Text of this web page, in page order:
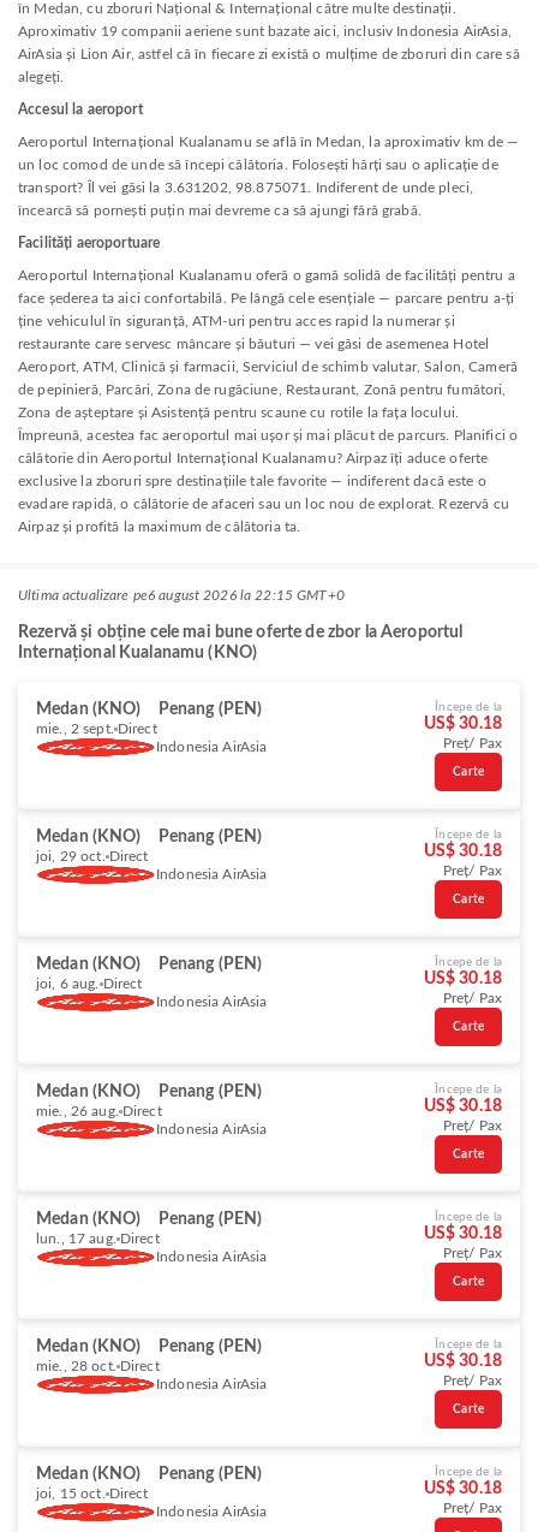
în Medan, cu zboruri Național & Internațional către multe destinații.
Aproximativ 19 companii aeriene sunt bazate aici, inclusiv Indonesia AirAsia,
AirAsia și Lion Air, astfel că în fiecare zi există o mulțime de zboruri din care să
alegeți.
Accesul la aeroport
Aeroportul Internațional Kualanamu se află în Medan, la aproximativ km de —
un loc comod de unde să începi călătoria. Folosești hărți sau o aplicație de
transport? Îl vei găsi la 3.631202, 98.875071. Indiferent de unde pleci,
încearcă să pornești puțin mai devreme ca să ajungi fără grabă.
Facilități aeroportuare
Aeroportul Internațional Kualanamu oferă o gamă solidă de facilități pentru a
face șederea ta aici confortabilă. Pe lângă cele esențiale — parcare pentru a-ți
ține vehiculul în siguranță, ATM-uri pentru acces rapid la numerar și
restaurante care servesc mâncare și băuturi — vei găsi de asemenea Hotel
Aeroport, ATM, Clinică și farmacii, Serviciul de schimb valutar, Salon, Cameră
de pepinieră, Parcări, Zona de rugăciune, Restaurant, Zonă pentru fumători,
Zona de așteptare și Asistență pentru scaune cu rotile la fața locului.
Împreună, acestea fac aeroportul mai ușor și mai plăcut de parcurs. Planifici o
călătorie din Aeroportul Internațional Kualanamu? Airpaz îți aduce oferte
exclusive la zboruri spre destinațiile tale favorite — indiferent dacă este o
evadare rapidă, o călătorie de afaceri sau un loc nou de explorat. Rezervă cu
Airpaz și profită la maximum de călătoria ta.
Ultima actualizare pe6 august 2026 la 22:15 GMT+0
Rezervă și obține cele mai bune oferte de zbor la Aeroportul
Internațional Kualanamu (KNO)
Medan (KNO) Penang (PEN)
mie., 2 sept. Direct
Indonesia AirAsia
Începe de la
US$ 30.18
Preț/ Pax
Carte
Medan (KNO) Penang (PEN)
joi, 29 oct. Direct
Indonesia AirAsia
Începe de la
US$ 30.18
Preț/ Pax
Carte
Medan (KNO) Penang (PEN)
joi, 6 aug. Direct
Indonesia AirAsia
Începe de la
US$ 30.18
Preț/ Pax
Carte
Medan (KNO) Penang (PEN)
mie., 26 aug. Direct
Indonesia AirAsia
Începe de la
US$ 30.18
Preț/ Pax
Carte
Medan (KNO) Penang (PEN)
lun., 17 aug. Direct
Indonesia AirAsia
Începe de la
US$ 30.18
Preț/ Pax
Carte
Medan (KNO) Penang (PEN)
mie., 28 oct. Direct
Indonesia AirAsia
Începe de la
US$ 30.18
Preț/ Pax
Carte
Medan (KNO) Penang (PEN)
joi, 15 oct. Direct
Indonesia AirAsia
Începe de la
US$ 30.18
Preț/ Pax